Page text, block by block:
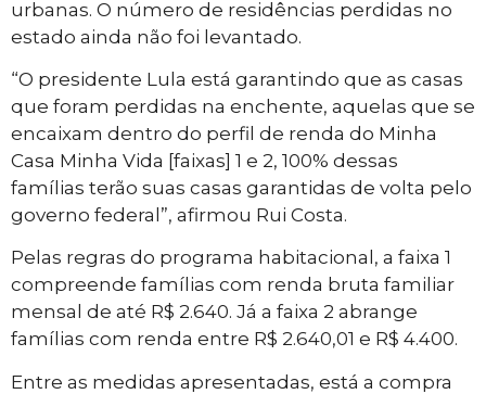
urbanas. O número de residências perdidas no
estado ainda não foi levantado.
“O presidente Lula está garantindo que as casas
que foram perdidas na enchente, aquelas que se
encaixam dentro do perfil de renda do Minha
Casa Minha Vida [faixas] 1 e 2, 100% dessas
famílias terão suas casas garantidas de volta pelo
governo federal”, afirmou Rui Costa.
Pelas regras do programa habitacional, a faixa 1
compreende famílias com renda bruta familiar
mensal de até R$ 2.640. Já a faixa 2 abrange
famílias com renda entre R$ 2.640,01 e R$ 4.400.
Entre as medidas apresentadas, está a compra